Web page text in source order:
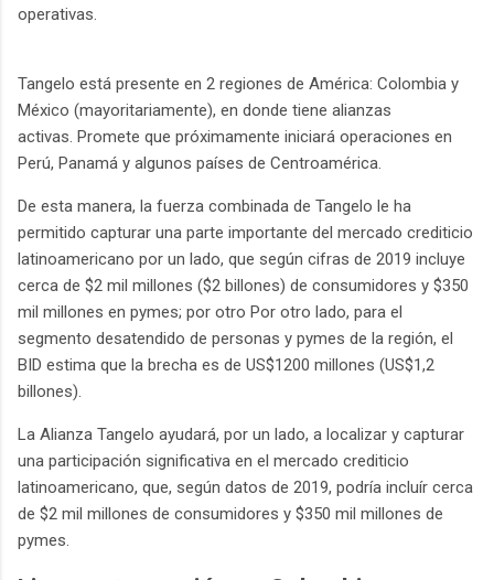
operativas.
Tangelo está presente en 2 regiones de América: Colombia y
México (mayoritariamente), en donde tiene alianzas
activas. Promete que próximamente iniciará operaciones en
Perú, Panamá y algunos países de Centroamérica.
De esta manera, la fuerza combinada de Tangelo le ha
permitido capturar una parte importante del mercado crediticio
latinoamericano por un lado, que según cifras de 2019 incluye
cerca de $2 mil millones ($2 billones) de consumidores y $350
mil millones en pymes; por otro Por otro lado, para el
segmento desatendido de personas y pymes de la región, el
BID estima que la brecha es de US$1200 millones (US$1,2
billones).
La Alianza Tangelo ayudará, por un lado, a localizar y capturar
una participación significativa en el mercado crediticio
latinoamericano, que, según datos de 2019, podría incluír cerca
de $2 mil millones de consumidores y $350 mil millones de
pymes.